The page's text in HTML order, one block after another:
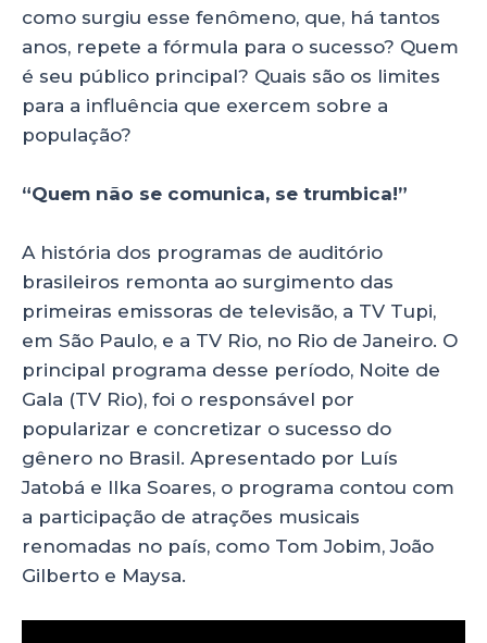
como surgiu esse fenômeno, que, há tantos
anos, repete a fórmula para o sucesso? Quem
é seu público principal? Quais são os limites
para a influência que exercem sobre a
população?
“Quem não se comunica, se trumbica!”
A história dos programas de auditório
brasileiros remonta ao surgimento das
primeiras emissoras de televisão, a TV Tupi,
em São Paulo, e a TV Rio, no Rio de Janeiro. O
principal programa desse período, Noite de
Gala (TV Rio), foi o responsável por
popularizar e concretizar o sucesso do
gênero no Brasil. Apresentado por Luís
Jatobá e Ilka Soares, o programa contou com
a participação de atrações musicais
renomadas no país, como Tom Jobim, João
Gilberto e Maysa.